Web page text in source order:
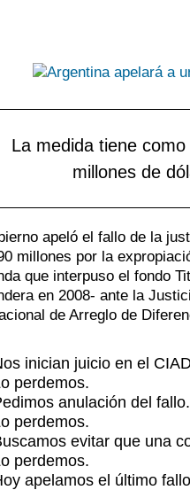
La medida tiene
millones de
apeló el fallo de la
millones por la
que interpuso el fondo
en 2008- ante la
de Arreglo de
inician juicio en el
perdemos.
anulación del fallo.
perdemos.
evitar que una
perdemos.
apelamos el último